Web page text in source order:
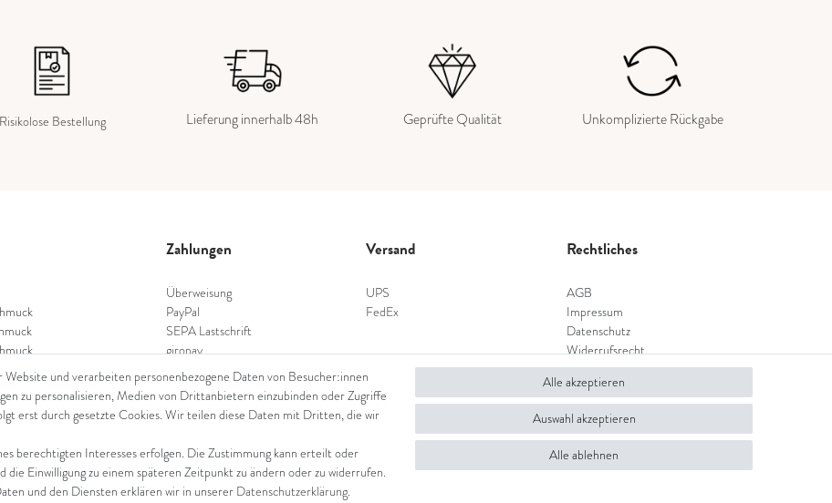
Risikolose Bestellung Lieferung innerhalb 48h Geprüfte Qualität Unkomplizierte Rückgabe
Zahlungen
Überweisung
PayPal
SEPA Lastschrift
giropay
Kreditkarte
Versand
UPS
FedEx
Rechtliches
AGB
Impressum
Datenschutz
Widerrufsrecht
Widerrufsformular
© Copyright 2026 Juwelier Steiger | Alle Rechte vorbehalten.
und verarbeiten personenbezogene Daten von Besucher:innen
zu personalisieren, Medien von Drittanbietern einzubinden oder Zugriffe
erst durch gesetzte Cookies. Wir teilen diese Daten mit Dritten, die wir
berechtigten Interesses erfolgen. Die Zustimmung kann erteilt oder
Einwilligung zu einem späteren Zeitpunkt zu ändern oder zu widerrufen.
und den Diensten erklären wir in unserer Daten­schutz­erklärung.
Alle akzeptieren
Auswahl akzeptieren
Alle ablehnen